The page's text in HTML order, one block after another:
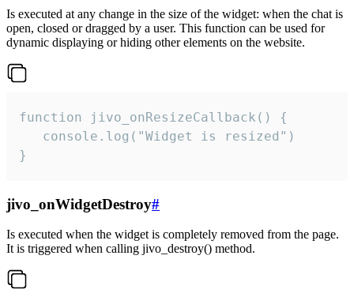
Is executed at any change in the size of the widget: when the chat is
open, closed or dragged by a user. This function can be used for
dynamic displaying or hiding other elements on the website.
function jivo_onResizeCallback() {
   console.log("Widget is resized")
}
jivo_onWidgetDestroy#
Is executed when the widget is completely removed from the page.
It is triggered when calling jivo_destroy() method.